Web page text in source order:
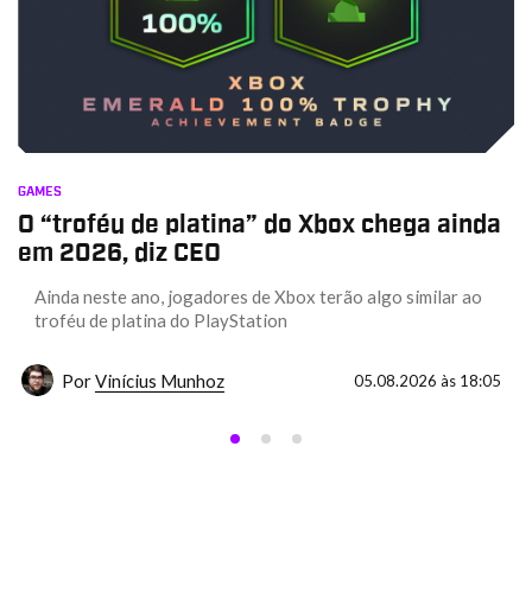
GAMES
O “troféu de platina” do Xbox chega ainda
em 2026, diz CEO
Ainda neste ano, jogadores de Xbox terão algo similar ao
troféu de platina do PlayStation
PorVinícius Munhoz 05.08.2026 às 18:05